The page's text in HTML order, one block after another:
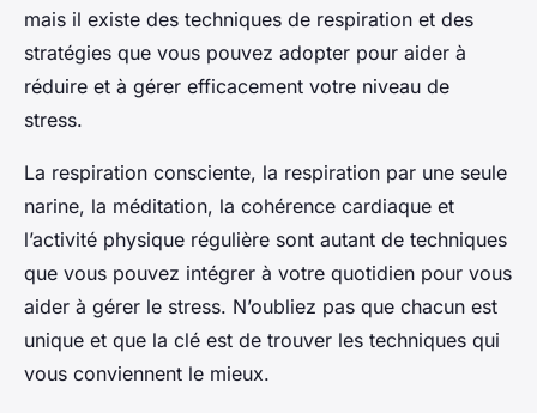
mais il existe des techniques de respiration et des
stratégies que vous pouvez adopter pour aider à
réduire et à gérer efficacement votre niveau de
stress.
La respiration consciente, la respiration par une seule
narine, la méditation, la cohérence cardiaque et
l’activité physique régulière sont autant de techniques
que vous pouvez intégrer à votre quotidien pour vous
aider à gérer le stress. N’oubliez pas que chacun est
unique et que la clé est de trouver les techniques qui
vous conviennent le mieux.